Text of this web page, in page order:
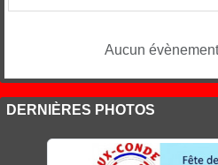
Aucun
DERNIÈRES PHOTOS